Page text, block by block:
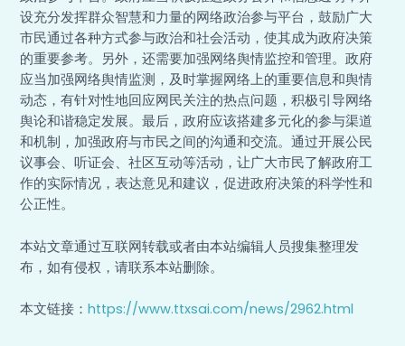
设充分发挥群众智慧和力量的网络政治参与平台，鼓励广大
市民通过各种方式参与政治和社会活动，使其成为政府决策
的重要参考。另外，还需要加强网络舆情监控和管理。政府
应当加强网络舆情监测，及时掌握网络上的重要信息和舆情
动态，有针对性地回应网民关注的热点问题，积极引导网络
舆论和谐稳定发展。最后，政府应该搭建多元化的参与渠道
和机制，加强政府与市民之间的沟通和交流。通过开展公民
议事会、听证会、社区互动等活动，让广大市民了解政府工
作的实际情况，表达意见和建议，促进政府决策的科学性和
公正性。
本站文章通过互联网转载或者由本站编辑人员搜集整理发
布，如有侵权，请联系本站删除。
本文链接：https://www.ttxsai.com/news/2962.html